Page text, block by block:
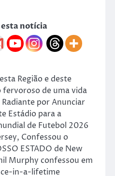
notícia
Região e deste
fervoroso de uma vida
por Anunciar
Estádio para a
de Futebol 2026
Confessou o
ESTADO de New
Murphy confessou em
in-a-lifetime